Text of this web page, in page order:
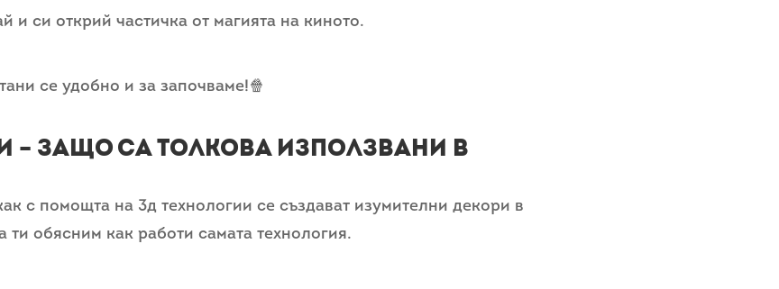
и си открий частичка от магията на киното.
се удобно и за започваме!🍿
– защо са толкова използвани в
с помощта на 3д технологии се създават изумителни декори в
ти обясним как работи самата технология.